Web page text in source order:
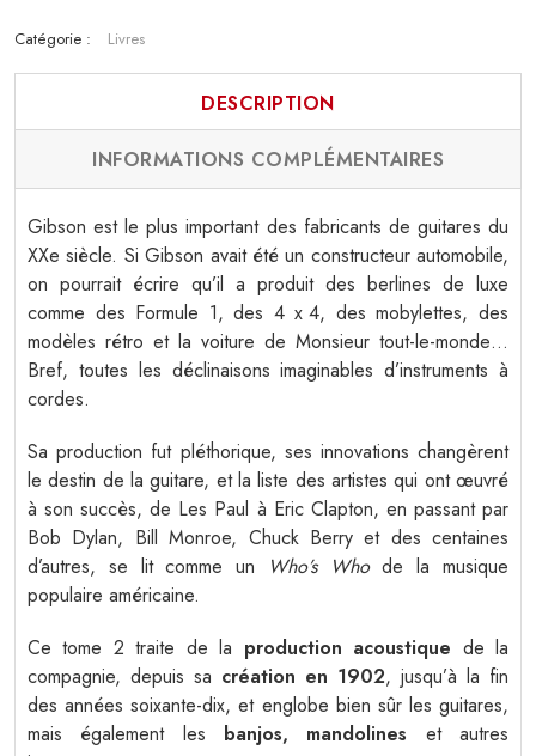
Catégorie : Livres
DESCRIPTION
INFORMATIONS COMPLÉMENTAIRES
Gibson est le plus important des fabricants de guitares du
XXe siècle. Si Gibson avait été un constructeur automobile,
on pourrait écrire qu’il a produit des berlines de luxe
comme des Formule 1, des 4 x 4, des mobylettes, des
modèles rétro et la voiture de Monsieur tout-le-monde…
Bref, toutes les déclinaisons imaginables d’instruments à
cordes.
Sa production fut pléthorique, ses innovations changèrent
le destin de la guitare, et la liste des artistes qui ont œuvré
à son succès, de Les Paul à Eric Clapton, en passant par
Bob Dylan, Bill Monroe, Chuck Berry et des centaines
d’autres, se lit comme un
Who’s Whode la musique
populaire américaine.
Ce tome 2 traite de la production acoustique de la
compagnie, depuis sa création en 1902, jusqu’à la fin
des années soixante-dix, et englobe bien sûr les guitares,
mais également les banjos, mandolines et autres